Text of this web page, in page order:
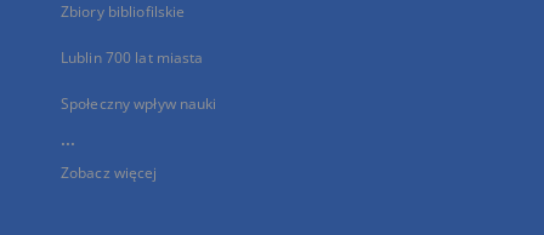
Zbiory bibliofilskie
Lublin 700 lat miasta
Społeczny wpływ nauki
...
Zobacz więcej